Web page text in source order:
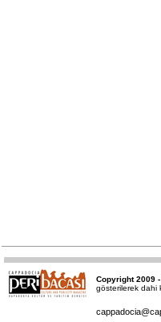
Copyright 2009 -
gösterilerek dahi